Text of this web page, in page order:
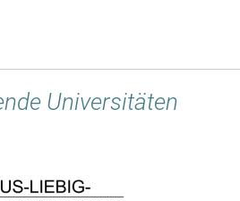
Universitäten